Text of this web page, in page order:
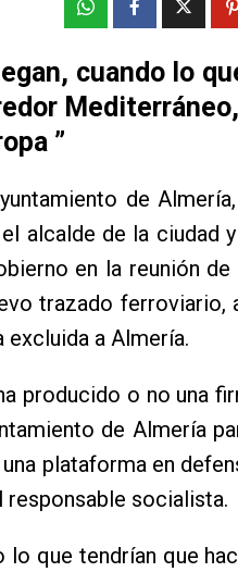
cuando lo
”
de
alcalde de la ciudad
en la reunión
trazado ferroviario,
a Almería.
producido o no una
de Almería
plataforma en
responsable socialista.
lo que tendrían que